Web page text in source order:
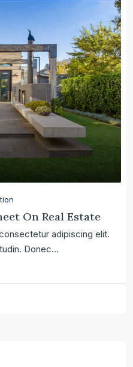
On Real Estate
adipiscing elit.
Donec...